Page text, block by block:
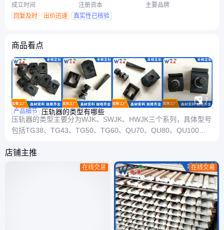
成立时间 注册资本
主要品牌
回复及时
出价迅速 真实性已核验
商品看点
 7
产品细节
压轨器的类型有哪些
压轨器的类型主要分为WJK、SWJK、HWJK三个系列，具体型号
包括TG38、TG43、TG50、TG60、QU70、QU80、QU100、
型压轨器）：通过
店铺主推
在线交易 在线交易